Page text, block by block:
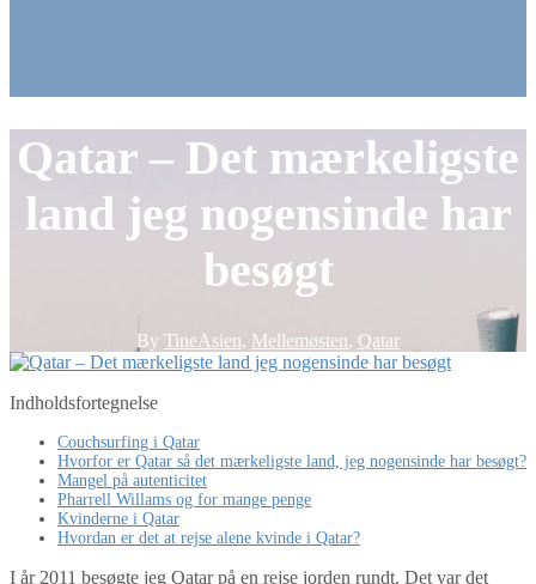
Qatar – Det mærkeligste
land jeg nogensinde har
besøgt
By TineAsien, Mellemøsten, Qatar
Indholdsfortegnelse
Couchsurfing i Qatar
Hvorfor er Qatar så det mærkeligste land, jeg nogensinde har besøgt?
Mangel på autenticitet
Pharrell Willams og for mange penge
Kvinderne i Qatar
Hvordan er det at rejse alene kvinde i Qatar?
I år 2011 besøgte jeg Qatar på en rejse jorden rundt. Det var det